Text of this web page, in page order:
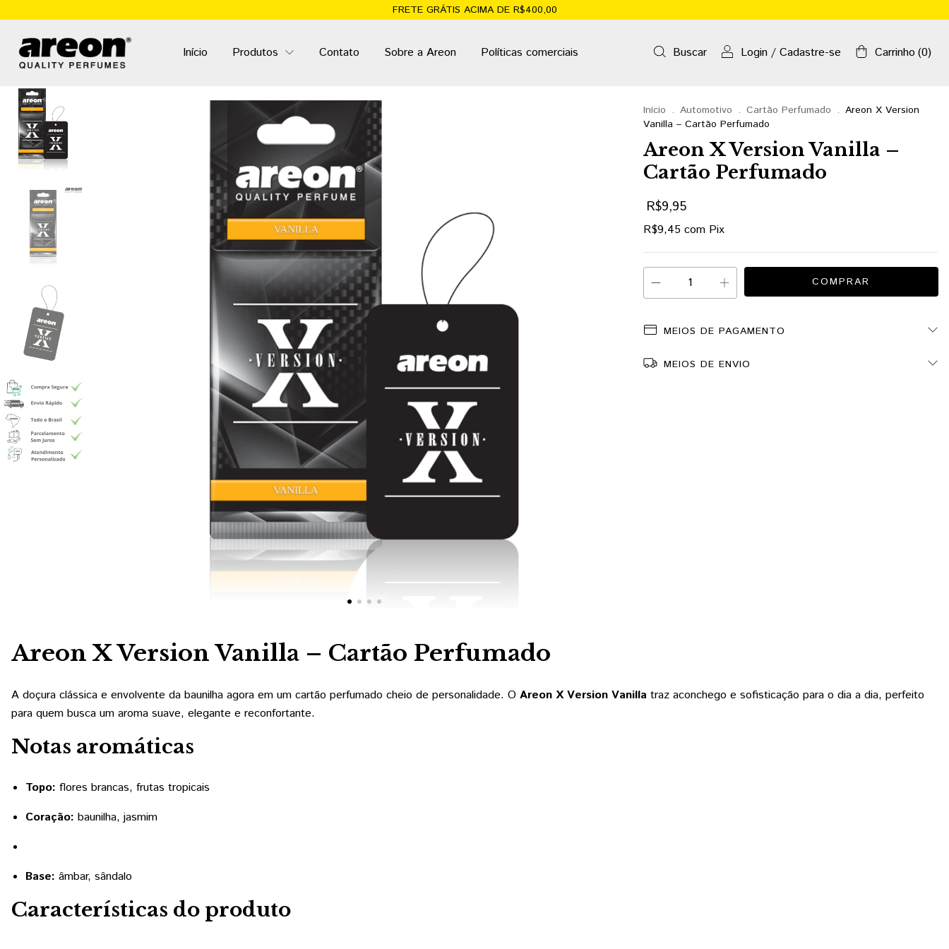
FRETE GRÁTIS ACIMA DE R$400,00
Início Produtos Contato Sobre a Areon Políticas comerciais Buscar Login / Cadastre-se Carrinho (0)
Início . Automotivo . Cartão Perfumado . Areon X Version
Vanilla – Cartão Perfumado
Areon X Version Vanilla –
Cartão Perfumado
R$9,95
R$9,45 com Pix
MEIOS DE PAGAMENTO
MEIOS DE ENVIO
Areon X Version Vanilla – Cartão Perfumado
A doçura clássica e envolvente da baunilha agora em um cartão perfumado cheio de personalidade. O Areon X Version Vanilla traz aconchego e sofisticação para o dia a dia, perfeito
para quem busca um aroma suave, elegante e reconfortante.
Notas aromáticas
Topo: flores brancas, frutas tropicais
Coração: baunilha, jasmim
Base: âmbar, sândalo
Características do produto